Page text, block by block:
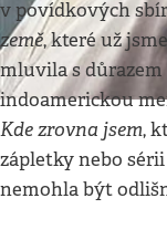
v povídkových
země, které už
mluvila s důrazem
indoamerickou
Kde zrovna jsem,
zápletky nebo
nemohla být